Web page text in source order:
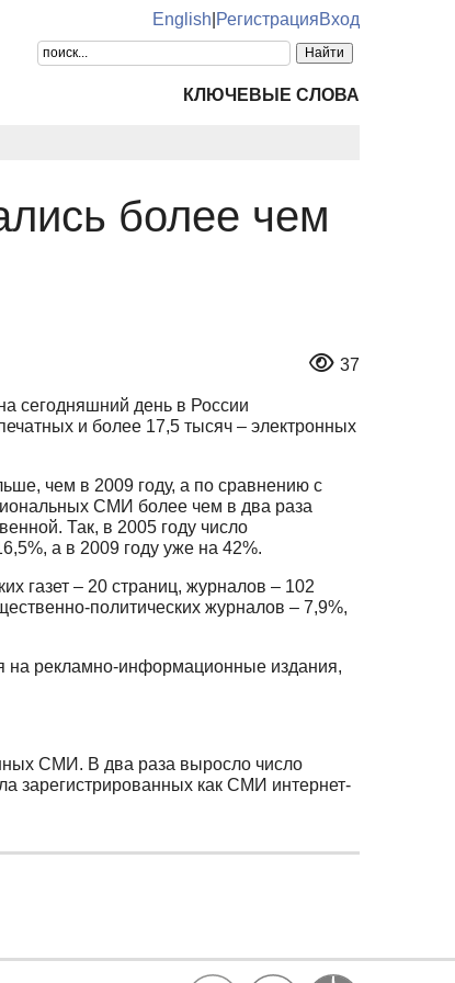
English РегистрацияВход
КЛЮЧЕВЫЕ СЛОВА
более чем
37
сегодняшний день в России
и более 17,5 тысяч – электронных
чем в 2009 году, а по сравнению с
СМИ более чем в два раза
Так, в 2005 году число
а в 2009 году уже на 42%.
газет – 20 страниц, журналов – 102
политических журналов – 7,9%,
на рекламно-информационные издания,
СМИ. В два раза выросло число
зарегистрированных как СМИ интернет-